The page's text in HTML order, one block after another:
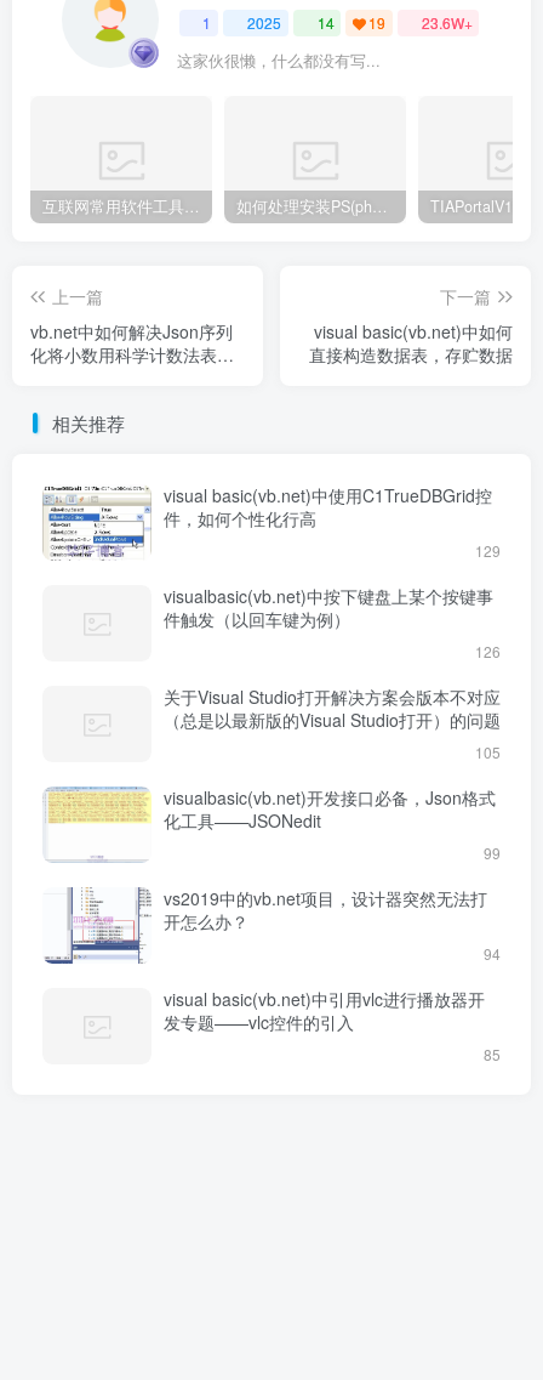
1 2025 14 19 23.6W+
这家伙很懒，什么都没有写...
互联网常用软件工具资源汇总贴 如何处理安装PS(photoshop cc2018) 时，提示系统或者IE浏览器需要升级
上一篇
vb.net中如何解决Json序列
化将小数用科学计数法表
下一篇
visual basic(vb.net)中如何
直接构造数据表，存贮数据
相关推荐
visual basic(vb.net)中使用C1TrueDBGrid控
件，如何个性化行高
129
visualbasic(vb.net)中按下键盘上某个按键事
件触发（以回车键为例）
126
关于Visual Studio打开解决方案会版本不对应
（总是以最新版的Visual Studio打开）的问题
105
visualbasic(vb.net)开发接口必备，Json格式
化工具——JSONedit
99
vs2019中的vb.net项目，设计器突然无法打
开怎么办？
94
visual basic(vb.net)中引用vlc进行播放器开
发专题——vlc控件的引入
85